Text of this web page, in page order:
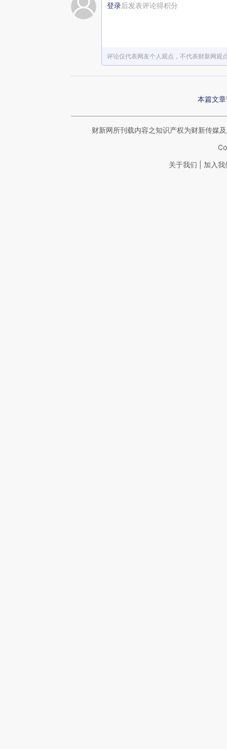
登录后发表评论得积分
评论仅代表网友个人观点，不代表财新网观
本篇文
财新网所刊载内容之知识产权为财新传媒
关于我们 加入我